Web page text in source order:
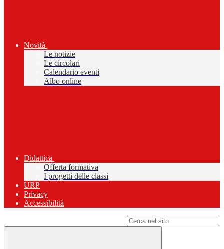
Novità
Le notizie
Le circolari
Calendario eventi
Albo online
Didattica
Offerta formativa
I progetti delle classi
URP
Privacy
Accessibilità